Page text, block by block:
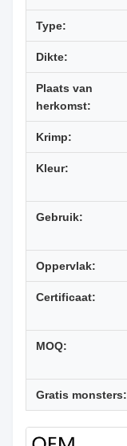
Type:
Dikte:
Plaats van
herkomst:
Krimp:
Kleur:
Gebruik:
Oppervlak:
Certificaat:
MOQ:
Gratis monsters: